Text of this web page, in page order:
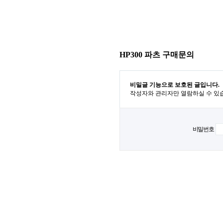
HP300 파츠 구매문의
비밀글 기능으로 보호된 글입니다.
작성자와 관리자만 열람하실 수 있
비밀번호